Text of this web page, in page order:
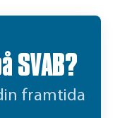
SVAB?
framtida